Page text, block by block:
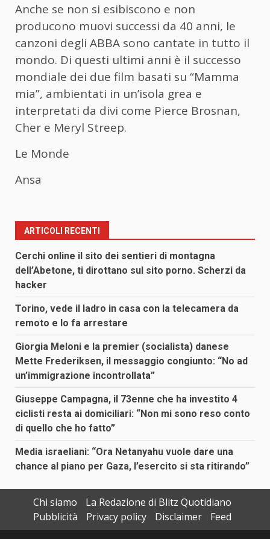
Anche se non si esibiscono e non
producono muovi successi da 40 anni, le
canzoni degli ABBA sono cantate in tutto il
mondo. Di questi ultimi anni è il successo
mondiale dei due film basati su “Mamma
mia”, ambientati in un’isola grea e
interpretati da divi come Pierce Brosnan,
Cher e Meryl Streep.
Le Monde
Ansa
ARTICOLI RECENTI
Cerchi online il sito dei sentieri di montagna
dell’Abetone, ti dirottano sul sito porno. Scherzi da
hacker
Torino, vede il ladro in casa con la telecamera da
remoto e lo fa arrestare
Giorgia Meloni e la premier (socialista) danese
Mette Frederiksen, il messaggio congiunto: “No ad
un’immigrazione incontrollata”
Giuseppe Campagna, il 73enne che ha investito 4
ciclisti resta ai domiciliari: “Non mi sono reso conto
di quello che ho fatto”
Media israeliani: “Ora Netanyahu vuole dare una
chance al piano per Gaza, l’esercito si sta ritirando”
Chi siamo
La Redazione di Blitz Quotidiano
Pubblicità
Privacy policy Disclaimer
Feed